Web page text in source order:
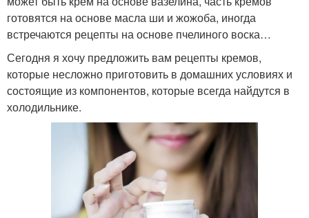
готовятся на основе масла ши и жожоба, иногда
встречаются рецепты на основе пчелиного воска…
Сегодня я хочу предложить вам рецепты кремов,
которые несложно приготовить в домашних условиях и
состоящие из компонентов, которые всегда найдутся в
холодильнике.